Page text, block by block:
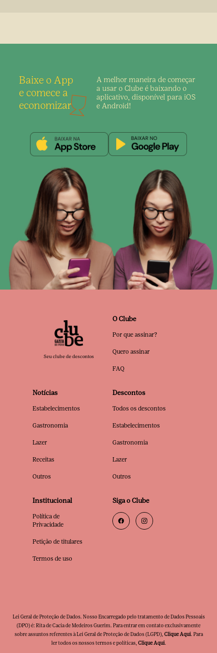
Baixe o App
e comece a
economizar
A melhor maneira de começar
a usar o Clube é baixando o
aplicativo, disponível para iOS
e Android!
Seu clube de descontos
O Clube
Por que assinar?
Quero assinar
FAQ
Notícias
Estabelecimentos
Gastronomia
Lazer
Receitas
Outros
Descontos
Todos os descontos
Estabelecimentos
Gastronomia
Lazer
Outros
Institucional
Política de
Privacidade
Petição de titulares
Termos de uso
Siga o Clube
Lei Geral de Proteção de Dados. Nosso Encarregado pelo tratamento de Dados Pessoais
(DPO) é: Rita de Cacia de Medeiros Guerim. Para entrar em contato exclusivamente
sobre assuntos referentes à Lei Geral de Proteção de Dados (LGPD), Clique Aqui. Para
ler todos os nossos termos e políticas, Clique Aqui.